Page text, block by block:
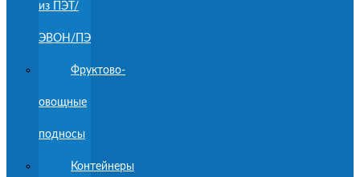
из ПЭТ/
ЭВОН/ПЭ
Фруктово-
овощные
подносы
Контейнеры